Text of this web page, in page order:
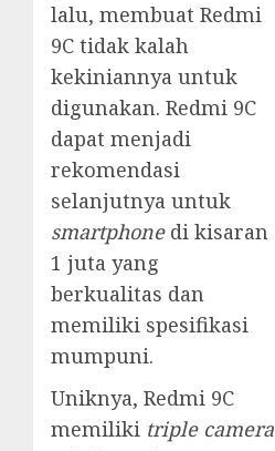
lalu, membuat Redmi
9C tidak kalah
kekiniannya untuk
digunakan. Redmi 9C
dapat menjadi
rekomendasi
selanjutnya untuk
smartphonedi kisaran
1 juta yang
berkualitas dan
memiliki spesifikasi
mumpuni.
Uniknya, Redmi 9C
memiliki triple camera